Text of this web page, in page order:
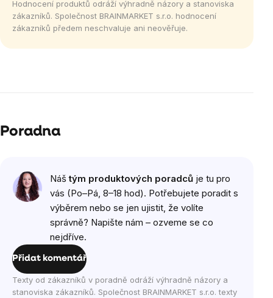
Hodnocení produktů odráží výhradně názory a stanoviska
zákazníků. Společnost BRAINMARKET s.r.o. hodnocení
zákazníků předem neschvaluje ani neověřuje.
Poradna
Náštým produktových poradců je tu pro
vás (Po–Pá, 8–18 hod). Potřebujete poradit s
výběrem nebo se jen ujistit, že volíte
správně? Napište nám – ozveme se co
nejdříve.
Přidat komentář
Texty od zákazníků v poradně odráží výhradně názory a
stanoviska zákazníků. Společnost BRAINMARKET s.r.o. texty